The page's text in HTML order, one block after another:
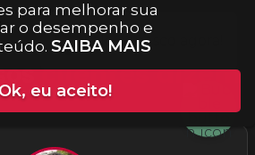
clientes dizem
para melhorar sua
o desempenho e
SAIBA MAIS
Ok, eu aceito!